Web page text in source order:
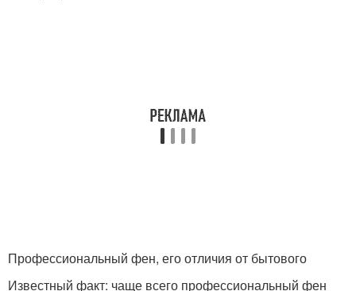
Профессиональный фен, его отличия от бытового
Известный факт: чаще всего профессиональный фен